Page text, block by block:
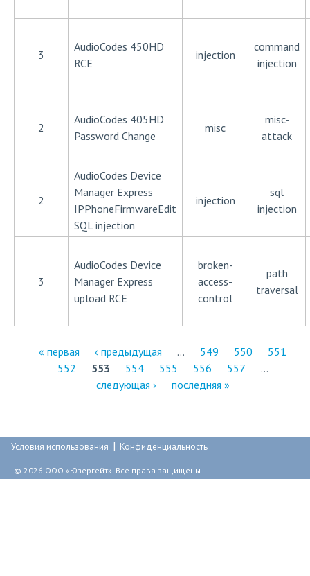
3
AudioCodes 450HD
RCE
injection
command
injection
2
AudioCodes 405HD
Password Change
misc
misc-
attack
2
AudioCodes Device
Manager Express
IPPhoneFirmwareEdit
SQL injection
injection
sql
injection
3
AudioCodes Device
Manager Express
upload RCE
broken-
access-
control
path
traversal
р
а
н
« первая ‹ предыдущая … 549 550
551
552
553 554 555 556 557
…
следующая ›
последняя »
Условия использования | Конфиденциальность
© 2026 ООО «Юзергейт». Все права защищены.